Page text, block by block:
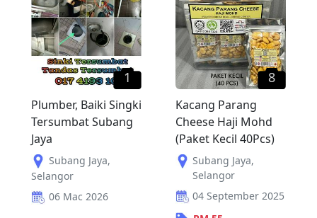
1
Plumber, Baiki Singki
Tersumbat Subang
Jaya
Subang Jaya,
Selangor
06 Mac 2026
8
Kacang Parang
Cheese Haji Mohd
(Paket Kecil 40Pcs)
Subang Jaya,
Selangor
04 September 2025